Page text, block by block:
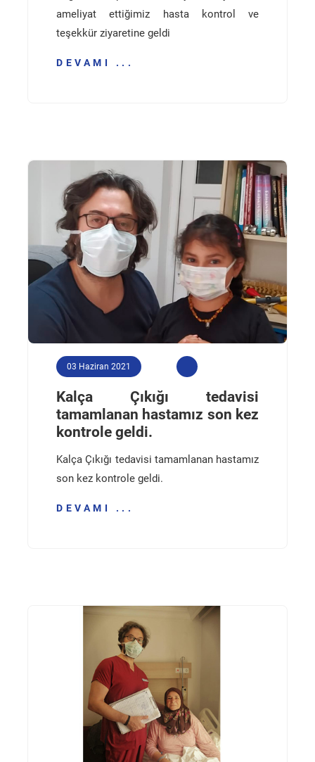
ameliyat ettiğimiz hasta kontrol ve
teşekkür ziyaretine geldi
DEVAMI ...
03 Haziran 2021
Kalça Çıkığı tedavisi
tamamlanan hastamız son kez
kontrole geldi.
Kalça Çıkığı tedavisi tamamlanan hastamız
son kez kontrole geldi.
DEVAMI ...